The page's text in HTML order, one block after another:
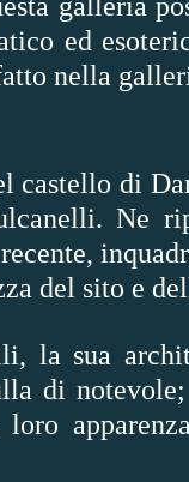
ed
nella
di
Ne
del sito e
la sua
di